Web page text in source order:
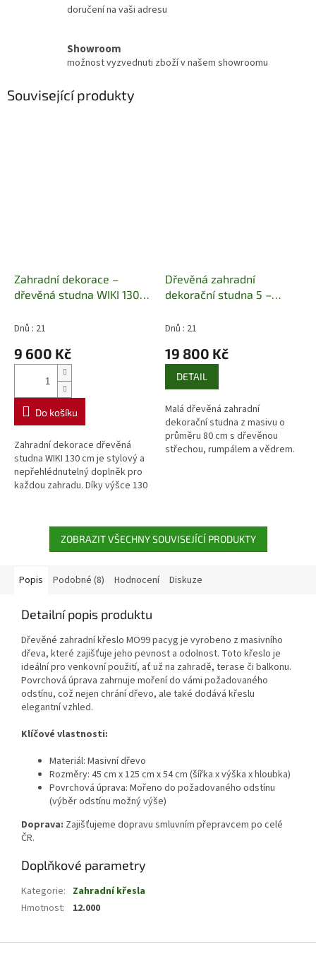
doručení na vaši adresu
Showroom
možnost vyzvednuti zboží v našem showroomu
Související produkty
Zahradní dekorace –
dřevěná studna WIKI 130
| rustikální zahradní
Dnů : 21
9 600 Kč
Do košíku
Zahradní dekorace dřevěná
studna WIKI 130 cm je stylový a
nepřehlédnutelný doplněk pro
každou zahradu. Díky výšce 130
Dřevěná zahradní
dekorační studna 5 –
dřevo
Dnů : 21
19 800 Kč
DETAIL
Malá dřevěná zahradní
dekorační studna z masivu o
průměru 80 cm s dřevěnou
střechou, rumpálem a vědrem.
ZOBRAZIT VŠECHNY SOUVISEJÍCÍ PRODUKTY
Popis Podobné (8) Hodnocení Diskuze
Detailní popis produktu
Dřevěné zahradní křeslo MO99 pacyg je vyrobeno z masivního
dřeva, které zajišťuje jeho pevnost a odolnost. Toto křeslo je
ideální pro venkovní použití, ať už na zahradě, terase či balkonu.
Povrchová úprava zahrnuje moření do vámi požadovaného
odstínu, což nejen chrání dřevo, ale také dodává křeslu
elegantní vzhled.
Klíčové vlastnosti:
Materiál: Masivní dřevo
Rozměry: 45 cm x 125 cm x 54 cm (šířka x výška x hloubka)
Povrchová úprava: Mořeno do požadovaného odstínu
(výběr odstínu možný výše)
Doprava: Zajišťujeme dopravu smluvním přepravcem po celé
ČR.
Doplňkové parametry
Kategorie: Zahradní křesla
Hmotnost: 12.000